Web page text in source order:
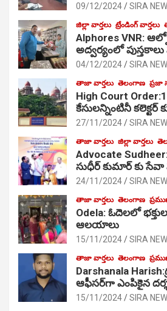
09/12/2024 SIRA
జిల్లా వార్తలు ట్రేండింగ్ వార్తలు
Alphores VNR:
అద్వర్యంలో
04/12/2024 SIRA
తాజా వార్తలు తెలంగాణ ప్రజా
High Court
కేసులన్నింటినీ
27/11/2024 SIRA
తాజా వార్తలు జిల్లా వార్తలు
Advocate
సుధీర్ కుమార్ కు సేవా
24/11/2024 SIRA
తాజా వార్తలు తెలంగాణ
Odela: ఓదెల‌లో
ఆల‌యాలు
15/11/2024 SIRA
తాజా వార్తలు తెలంగాణ
Darshanala
ఆఫీసర్‌గా ఎంపికైన
15/11/2024 SIRA